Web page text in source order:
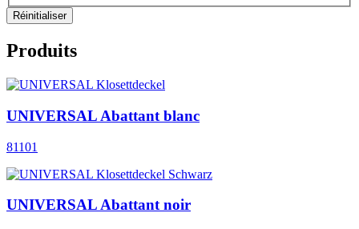
Réinitialiser
Produits
UNIVERSAL Abattant blanc
81101
UNIVERSAL Abattant noir